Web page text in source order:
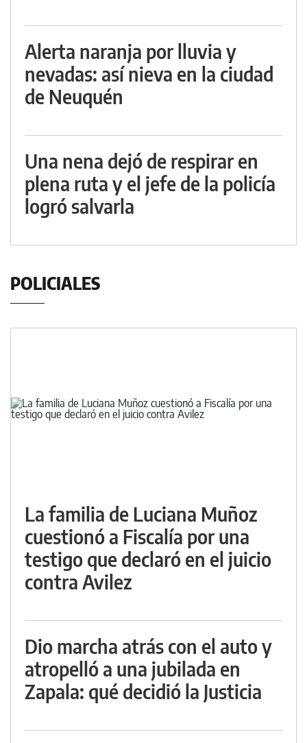
Alerta naranja por lluvia y
nevadas: así nieva en la ciudad
de Neuquén
Una nena dejó de respirar en
plena ruta y el jefe de la policía
logró salvarla
POLICIALES
La familia de Luciana Muñoz
cuestionó a Fiscalía por una
testigo que declaró en el juicio
contra Avilez
Dio marcha atrás con el auto y
atropelló a una jubilada en
Zapala: qué decidió la Justicia